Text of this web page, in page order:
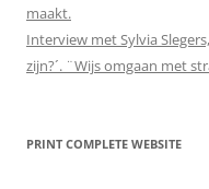
maakt.
Interview met Sylvia
zijn?´. ¨Wijs omgaan met
PRINT COMPLETE WEBSITE